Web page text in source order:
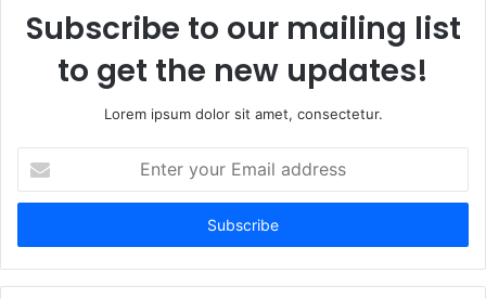
Subscribe to our mailing list
to get the new updates!
Lorem ipsum dolor sit amet, consectetur.
t
r
y